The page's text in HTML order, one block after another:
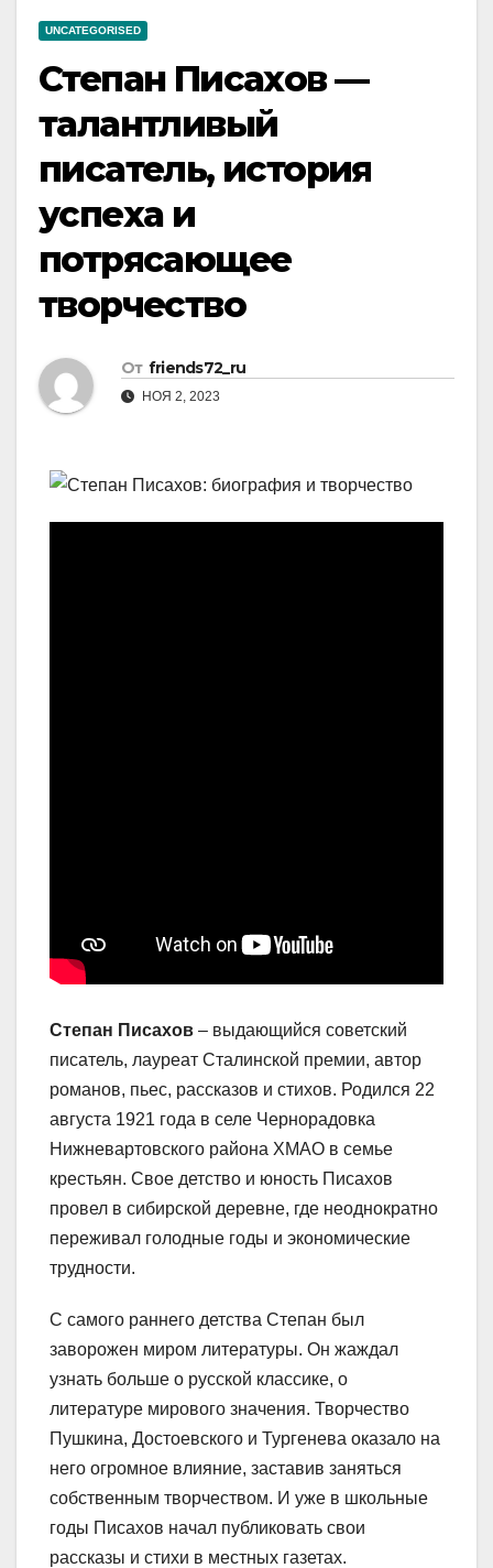
UNCATEGORISED
Степан Писахов —
талантливый
писатель, история
успеха и
потрясающее
творчество
От friends72_ru
НОЯ 2, 2023
Степан Писахов – выдающийся советский
писатель, лауреат Сталинской премии, автор
романов, пьес, рассказов и стихов. Родился 22
августа 1921 года в селе Чернорадовка
Нижневартовского района ХМАО в семье
крестьян. Свое детство и юность Писахов
провел в сибирской деревне, где неоднократно
переживал голодные годы и экономические
трудности.
С самого раннего детства Степан был
заворожен миром литературы. Он жаждал
узнать больше о русской классике, о
литературе мирового значения. Творчество
Пушкина, Достоевского и Тургенева оказало на
него огромное влияние, заставив заняться
собственным творчеством. И уже в школьные
годы Писахов начал публиковать свои
рассказы и стихи в местных газетах.